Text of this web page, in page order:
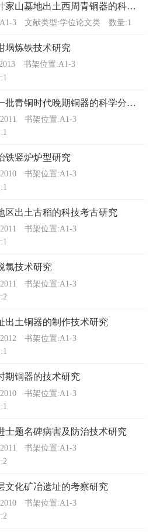
湖北随州叶家山墓地出土西周青铜器的科学分析研究
3 文献类型:学位论文类 数量:1
埚炼铁技术研究
书架位置:A1-3
赤峰地区一批青铜时代晚期铜器的科学分析研究
书架位置:A1-3
铁竖炉炉型研究
书架位置:A1-3
区出土古稻的科技考古研究
书架位置:A1-3
氯技术研究
书架位置:A1-3
出土铜器的制作技术研究
书架位置:A1-3
期铜器的技术研究
书架位置:A1-3
士题名碑病害及防治技术研究
书架位置:A1-3
文化矿冶遗址的考察研究
书架位置:A1-3